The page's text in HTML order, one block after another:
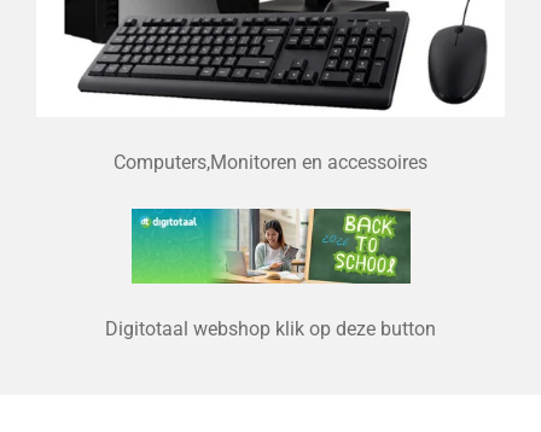
Computers,Monitoren en accessoires
Digitotaal webshop klik op deze button